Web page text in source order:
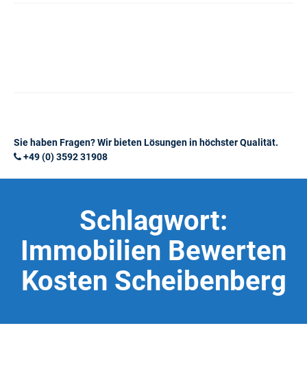
Sie haben Fragen? Wir bieten Lösungen in höchster Qualität.
+49 (0) 3592 31908
Schlagwort:
Immobilien Bewerten
Kosten Scheibenberg